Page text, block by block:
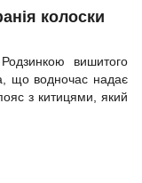
колоски
вишитого
що водночас надає
з китицями, який